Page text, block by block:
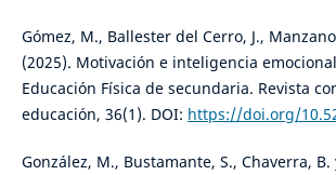
Gómez, M., Ballester del Cerro, J.,
(2025). Motivación e inteligencia
Educación Física de secundaria. Revista
educación, 36(1). DOI: https://doi.org/
González, M., Bustamante, S., Chaverra, B.